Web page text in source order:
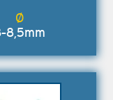
8,5mm